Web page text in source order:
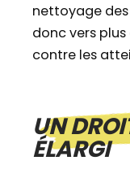
nettoyage
donc vers
contre les
UN
ÉLARGI